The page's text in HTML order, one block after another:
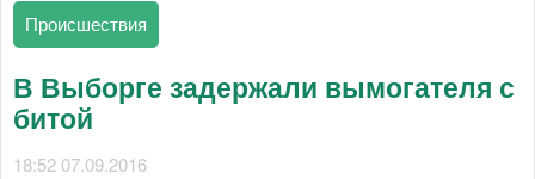
Происшествия
В Выборге задержали вымогателя с
битой
18:52 07.09.2016